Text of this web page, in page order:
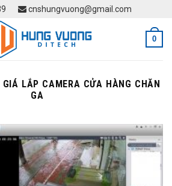
cnshungvuong@gmail.com
0
GIÁ LẮP CAMERA CỬA HÀNG CHĂN
GA